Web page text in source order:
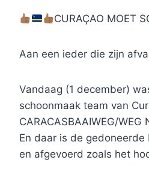
CURAÇAO MOET
Aan een ieder die zijn
Vandaag (1 december)
schoonmaak team van
CARACASBAAIWEG/WEG
En daar is de gedoneerde
en afgevoerd zoals het